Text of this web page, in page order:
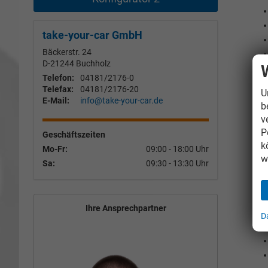
take-your-car GmbH
Bäckerstr. 24
D-21244 Buchholz
Telefon:
04181/2176-0
Telefax:
04181/2176-20
E-Mail:
info@take-your-car.de
Geschäftszeiten
Mo-Fr:
09:00 - 18:00 Uhr
Sa:
09:30 - 13:30 Uhr
Ihre Ansprechpartner